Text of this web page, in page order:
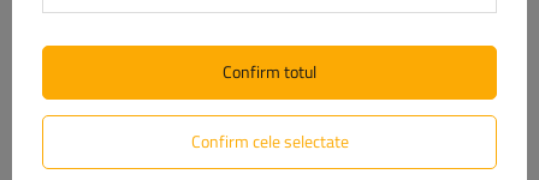
să vă ofere orice informații.
+40 31 229 60 52 unitrailer@unitrailer.ro
Confirm cele selectate
Confirm totul